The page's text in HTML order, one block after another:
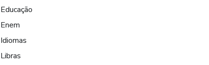
Educação
Enem
Idiomas
Libras